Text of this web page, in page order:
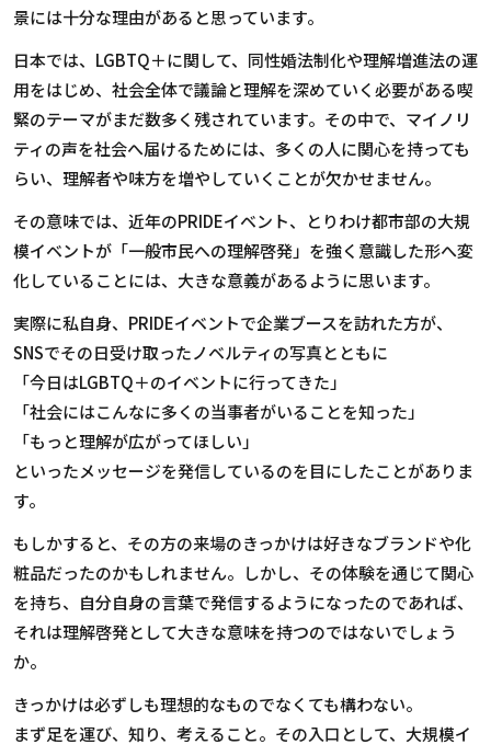
景には十分な理由があると思っています。
日本では、 LGBTQ＋に関して、同性婚法制化や理解増進法の運
用をはじめ、社会全体で議論と理解を深めていく必要がある喫
緊のテーマがまだ数多く残されています。その中で、マイノリ
ティの声を社会へ届けるためには、多くの人に関心を持っても
らい、理解者や味方を増やしていくことが欠かせません。
その意味では、近年のPRIDEイベント、とりわけ都市部の大規
模イベントが「一般市民への理解啓発」を強く意識した形へ変
化していることには、大きな意義があるように思います。
実際に私自身、 PRIDEイベントで企業ブースを訪れた方が、
SNSでその日受け取ったノベルティの写真とともに
「今日はLGBTQ＋のイベントに行ってきた」
「社会にはこんなに多くの当事者がいることを知った」
「もっと理解が広がってほしい」
といったメッセージを発信しているのを目にしたことがありま
す。
もしかすると、その方の来場のきっかけは好きなブランドや化
粧品だったのかもしれません。しかし、その体験を通じて関心
を持ち、自分自身の言葉で発信するようになったのであれば、
それは理解啓発として大きな意味を持つのではないでしょう
か。
きっかけは必ずしも理想的なものでなくても構わない。
まず足を運び、知り、考えること。その入口として、大規模イ